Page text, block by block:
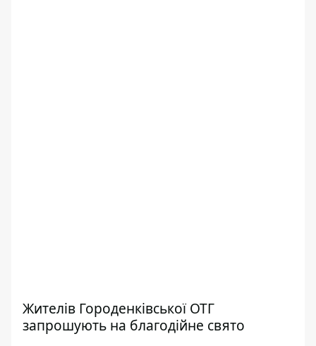
Жителів Городенківської ОТГ
запрошують на благодійне свято